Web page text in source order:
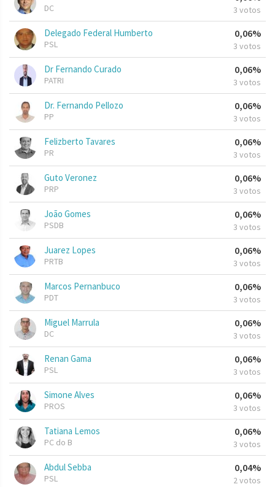
DC 3 votos
Delegado Federal Humberto
PSL
0,06%
3 votos
Dr Fernando Curado
PATRI
0,06%
3 votos
Dr. Fernando Pellozo
PP
0,06%
3 votos
Felizberto Tavares
PR
0,06%
3 votos
Guto Veronez
PRP
0,06%
3 votos
João Gomes
PSDB
0,06%
3 votos
Juarez Lopes
PRTB
0,06%
3 votos
Marcos Pernanbuco
PDT
0,06%
3 votos
Miguel Marrula
DC
0,06%
3 votos
Renan Gama
PSL
0,06%
3 votos
Simone Alves
PROS
0,06%
3 votos
Tatiana Lemos
PC do B
0,06%
3 votos
Abdul Sebba
PSL
0,04%
2 votos